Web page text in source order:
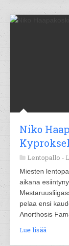
Niko
Lentopallo -
Miesten
aikana
pelaa ensi
Anorthosis
Lue lisää